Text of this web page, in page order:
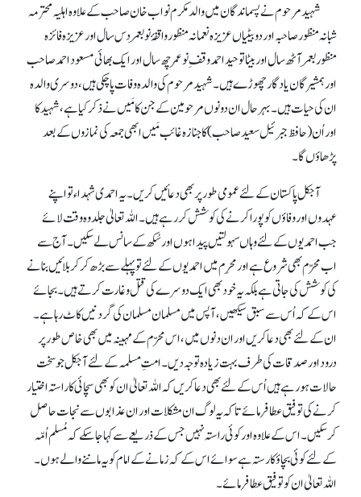
شہید مرحوم نے پسماندگان میں والد مکرم نواب خان صاحب کے علاوہ اہلیہ محترمہ
شبانہ منظور صاحبہ اور دو بیٹیاں عزیزہ نعمانہ منظور واقفۂ نو بعمر دس سال اور عزیزہ فائزہ
منظور بعمر آٹھ سال اور بیٹا توحید احمد وقفِ نو عمر چھ سال اور ایک بھائی مسعود احمد صاحب
اور ہمشیرگان یادگار چھوڑے ہیں۔ شہید مرحوم کی والدہ وفات پا چکی ہیں، دوسری والدہ
ان کی حیات ہیں۔ بہر حال ان دونوں مرحومین کے جن کا مَیں نے ذکر کیا ہے، شہید کا
اور اُن (حافظ جبرئیل سعید صاحب) کا جنازہ غائب مَیں ابھی جمعہ کی نمازوں کے بعد
پڑھاؤں گا۔
آجکل پاکستان کے لئے عمومی طور پر بھی دعائیں کریں۔ یہ احمدی شہداء تو اپنے
عہدوں اور وفاؤں کو پورا کرنے کی کوشش کر رہے ہیں۔ اللہ تعالیٰ جلد وہ وقت لائے
جب احمدیوں کے لئے وہاں سہولتیں پیدا ہوں اور سُکھ کے سانس لے سکیں۔ آج سے
اب محرّم بھی شروع ہے اور محرِم میں احمدیوں کے لئے تو پہلے سے بڑھ کر کربلائیں بنانے
کی کوشش کی جاتی ہے بلکہ یہ خود بھی ایک دوسرے کی قتل و غارت کرتے ہیں۔ بجائے
اس کے کہ اُس سے سبق سیکھیں، آپس میں مسلمان مسلمان کی گردنیں کاٹ رہا ہے۔
ان کے لئے بھی دعا کریں اور ان دنوں میں، اس محرّم کے مہینہ میں بھی خاص طور پر
درود اور صدقات کی طرف بہت زیادہ توجہ دیں۔ امتِ مسلمہ کے لئے آجکل جو سخت
حالات ہو رہے ہیں اُس کے لئے بھی دعا کریں کہ اللہ تعالیٰ ان کو بھی سچائی کا راستہ اختیار
کرنے کی توفیق عطا فرمائے تا کہ یہ لوگ ان مشکلات اور ان عذابوں سے نجات حاصل
کر سکیں۔ اس کے علاوہ اور کوئی راستہ نہیں جس کے ذریعے سے کہا جا سکے کہ مُسلم اُمّہ
کے لئے کوئی بچاؤ کا رستہ ہے سوائے اس کے کہ زمانے کے امام کو یہ ماننے والے ہوں۔
اللہ تعالیٰ ان کو توفیق عطا فرمائے۔